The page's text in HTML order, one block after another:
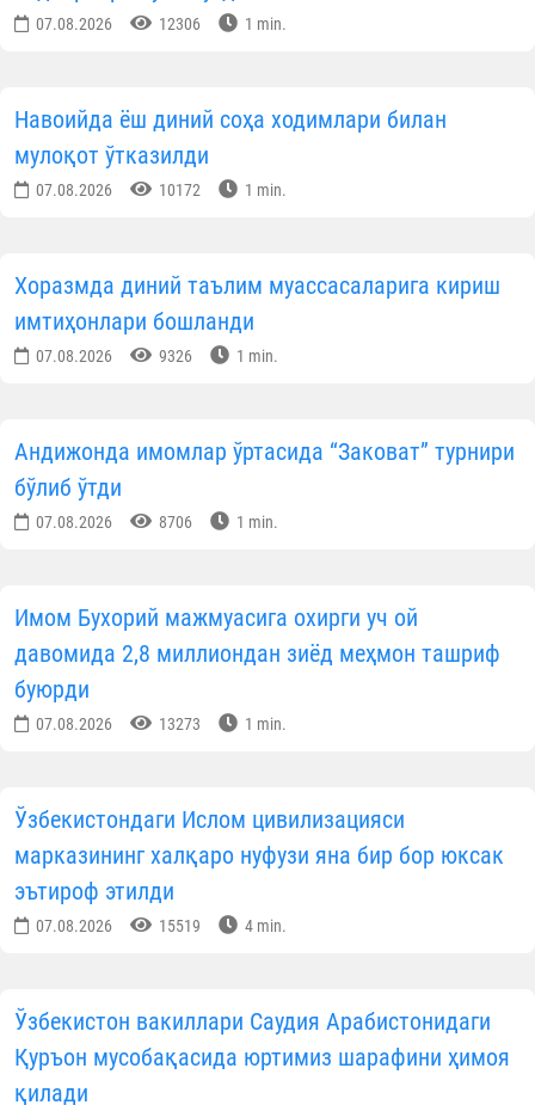
Қорақалпоғистон Республикаси
— 24,9 млн сўм.
Бу каби хайрли эҳсонлар
узлуксиз фаолиятини таъминлаш ва
учун муносиб шароит яратишга хизмат қилмоқда.
миннатдорлик билдириб, қилинаётган
амалларга Ҳақ таолодан барака тилайди.
Матбуот
Ўзбекистон янгиликлари
Матбуот хизмати